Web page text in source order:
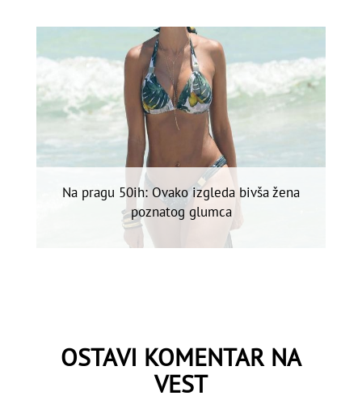
Na pragu 50ih: Ovako izgleda bivša žena
poznatog glumca
OSTAVI KOMENTAR NA
VEST